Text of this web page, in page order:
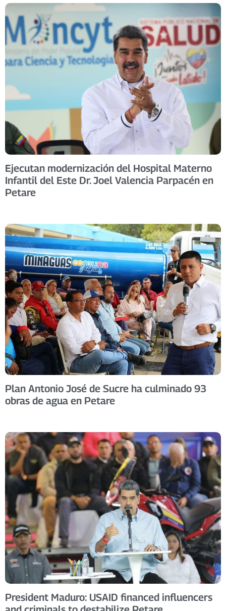
Ejecutan modernización del Hospital Materno
Infantil del Este Dr. Joel Valencia Parpacén en
Petare
Plan Antonio José de Sucre ha culminado 93
obras de agua en Petare
President Maduro: USAID financed influencers